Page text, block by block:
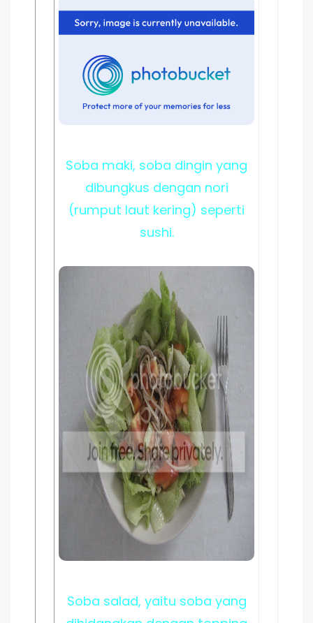
Soba maki, soba dingin yang
dibungkus dengan nori
(rumput laut kering) seperti
sushi.
Soba salad, yaitu soba yang